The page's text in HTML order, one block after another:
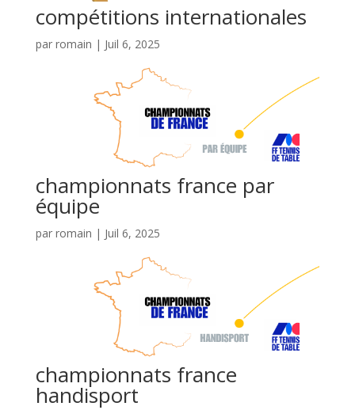
compétitions internationales
par romain | Juil 6, 2025
championnats france par
équipe
par romain | Juil 6, 2025
championnats france
handisport